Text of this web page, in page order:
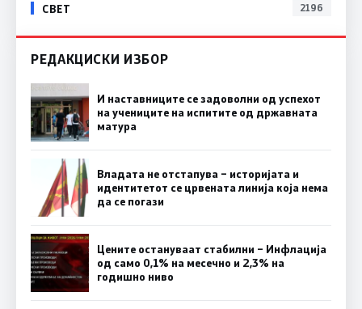
СВЕТ 2196
РЕДАКЦИСКИ ИЗБОР
И наставниците се задоволни од успехот
на учениците на испитите од државната
матура
Владата не отстапува – историјата и
идентитетот се црвената линија која нема
да се погази
Цените остануваат стабилни – Инфлација
од само 0,1% на месечно и 2,3% на
годишно ниво